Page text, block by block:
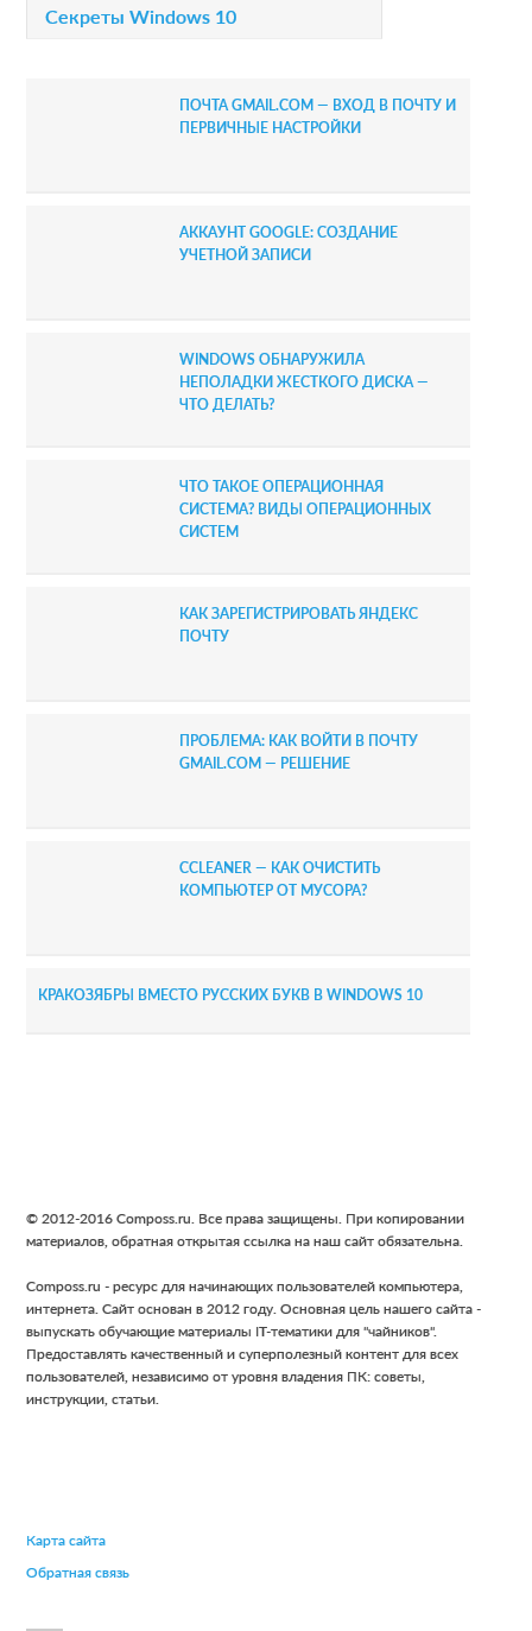
y
Секреты Windows 10
ПОЧТА GMAIL.COM — ВХОД В ПОЧТУ И
ПЕРВИЧНЫЕ НАСТРОЙКИ
АККАУНТ GOOGLE: СОЗДАНИЕ
УЧЕТНОЙ ЗАПИСИ
WINDOWS ОБНАРУЖИЛА
НЕПОЛАДКИ ЖЕСТКОГО ДИСКА —
ЧТО ДЕЛАТЬ?
ЧТО ТАКОЕ ОПЕРАЦИОННАЯ
СИСТЕМА? ВИДЫ ОПЕРАЦИОННЫХ
СИСТЕМ
КАК ЗАРЕГИСТРИРОВАТЬ ЯНДЕКС
ПОЧТУ
ПРОБЛЕМА: КАК ВОЙТИ В ПОЧТУ
GMAIL.COM — РЕШЕНИЕ
CCLEANER — КАК ОЧИСТИТЬ
КОМПЬЮТЕР ОТ МУСОРА?
КРАКОЗЯБРЫ ВМЕСТО РУССКИХ БУКВ В WINDOWS 10
Footer
© 2012-2016 Composs.ru. Все права защищены. При копировании
материалов, обратная открытая ссылка на наш сайт обязательна.
Composs.ru - ресурс для начинающих пользователей компьютера,
интернета. Сайт основан в 2012 году. Основная цель нашего сайта -
выпускать обучающие материалы IT-тематики для "чайников".
Предоставлять качественный и суперполезный контент для всех
пользователей, независимо от уровня владения ПК: советы,
инструкции, статьи.
Карта сайта
Обратная связь